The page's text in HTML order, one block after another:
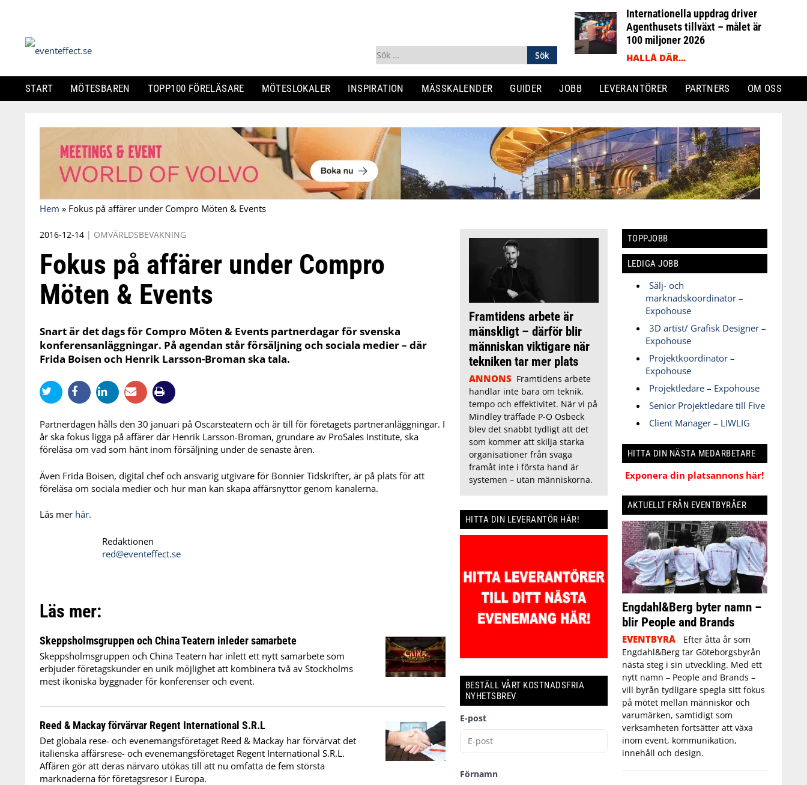
Sök
efter:
Internationella uppdrag driver
Agenthusets tillväxt – målet är
100 miljoner 2026
HALLÅ DÄR...
START MÖTESBAREN TOPP100 FÖRELÄSARE MÖTESLOKALER INSPIRATION MÄSSKALENDER GUIDER JOBB LEVERANTÖRER PARTNERS OM OSS
content
Hem » Fokus på affärer under Compro Möten & Events
2016-12-14 | OMVÄRLDSBEVAKNING
Fokus på affärer under Compro
Möten & Events
Snart är det dags för Compro Möten & Events partnerdagar för svenska
konferensanläggningar. På agendan står försäljning och sociala medier – där
Frida Boisen och Henrik Larsson-Broman ska tala.
Partnerdagen hålls den 30 januari på Oscarsteatern och är till för företagets partneranläggningar. I
år ska fokus ligga på affärer där Henrik Larsson-Broman, grundare av ProSales Institute, ska
föreläsa om vad som hänt inom försäljning under de senaste åren.
Även Frida Boisen, digital chef och ansvarig utgivare för Bonnier Tidskrifter, är på plats för att
föreläsa om sociala medier och hur man kan skapa affärsnyttor genom kanalerna.
Läs mer här.
Redaktionen
red@eventeffect.se
Läs mer:
Skeppsholmsgruppen och China Teatern inleder samarbete
Skeppsholmsgruppen och China Teatern har inlett ett nytt samarbete som
erbjuder företagskunder en unik möjlighet att kombinera två av Stockholms
mest ikoniska byggnader för konferenser och event.
Reed & Mackay förvärvar Regent International S.R.L
Det globala rese- och evenemangsföretaget Reed & Mackay har förvärvat det
italienska affärsrese- och evenemangsföretaget Regent International S.R.L.
Affären gör att deras närvaro utökas till att nu omfatta de fem största
marknaderna för företagsresor i Europa.
Framtidens arbete är
mänskligt – därför blir
människan viktigare när
tekniken tar mer plats
ANNONS Framtidens arbete
handlar inte bara om teknik,
tempo och effektivitet. När vi på
Mindley träffade P-O Osbeck
blev det snabbt tydligt att det
som kommer att skilja starka
organisationer från svaga
framåt inte i första hand är
systemen – utan människorna.
HITTA DIN LEVERANTÖR HÄR!
BESTÄLL VÅRT KOSTNADSFRIA
NYHETSBREV
E-post
Förnamn
TOPPJOBB
LEDIGA JOBB
Sälj- och
marknadskoordinator –
Expohouse
3D artist/ Grafisk Designer –
Expohouse
Projektkoordinator –
Expohouse
Projektledare – Expohouse
Senior Projektledare till Five
Client Manager – LIWLIG
HITTA DIN NÄSTA MEDARBETARE
Exponera din platsannons här!
AKTUELLT FRÅN EVENTBYRÅER
Engdahl&Berg byter namn –
blir People and Brands
EVENTBYRÅ
Efter åtta år som
Engdahl&Berg tar Göteborgsbyrån
nästa steg i sin utveckling. Med ett
nytt namn – People and Brands –
vill byrån tydligare spegla sitt fokus
på mötet mellan människor och
varumärken, samtidigt som
verksamheten fortsätter att växa
inom event, kommunikation,
innehåll och design.